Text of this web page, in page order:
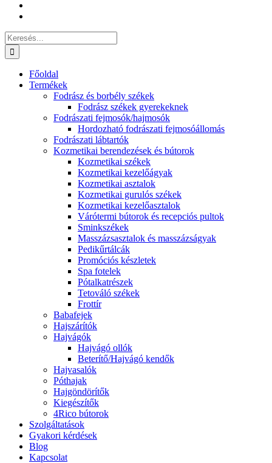
Keresés...
Főoldal
Termékek
Fodrász és borbély székek
Fodrász székek gyerekeknek
Fodrászati fejmosók/hajmosók
Hordozható fodrászati fejmosóállomás
Fodrászati lábtartók
Kozmetikai berendezések és bútorok
Kozmetikai székek
Kozmetikai kezelőágyak
Kozmetikai asztalok
Kozmetikai gurulós székek
Kozmetikai kezelőasztalok
Várótermi bútorok és recepciós pultok
Sminkszékek
Masszázsasztalok és masszázságyak
Pedikűrtálcák
Promóciós készletek
Spa fotelek
Pótalkatrészek
Tetováló székek
Frottír
Babafejek
Hajszárítók
Hajvágók
Hajvágó ollók
Beterítő/Hajvágó kendők
Hajvasalók
Póthajak
Hajgöndörítők
Kiegészítők
4Rico bútorok
Szolgáltatások
Gyakori kérdések
Blog
Kapcsolat